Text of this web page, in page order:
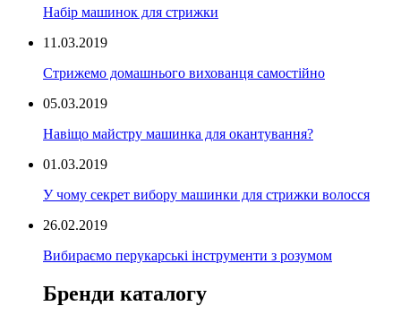
Набір машинок для стрижки
11.03.2019
Стрижемо домашнього вихованця самостійно
05.03.2019
Навіщо майстру машинка для окантування?
01.03.2019
У чому секрет вибору машинки для стрижки волосся
26.02.2019
Вибираємо перукарські інструменти з розумом
Бренди каталогу